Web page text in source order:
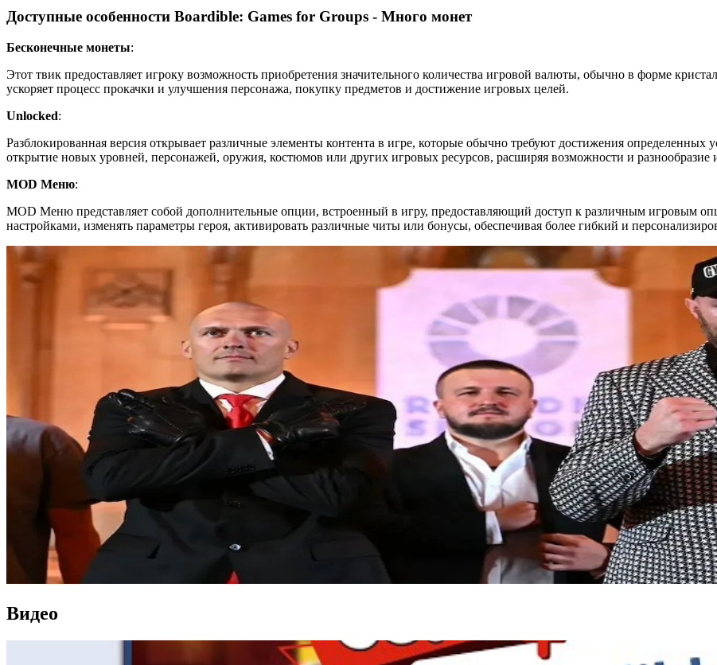
Доступные особенности Boardible: Games for Groups - Много монет
Бесконечные монеты:
Этот твик предоставляет игроку возможность приобретения значительного количества игровой валюты, обычно в форме
ускоряет процесс прокачки и улучшения персонажа, покупку предметов и достижение игровых целей.
Unlocked:
Разблокированная версия открывает различные элементы контента в игре, которые обычно требуют достижения определенных
открытие новых уровней, персонажей, оружия, костюмов или других игровых ресурсов, расширяя возможности и разнообразие
MOD Меню:
MOD Меню представляет собой дополнительные опции, встроенный в игру, предоставляющий доступ к различным игровым
настройками, изменять параметры героя, активировать различные читы или бонусы, обеспечивая более гибкий и
Видео